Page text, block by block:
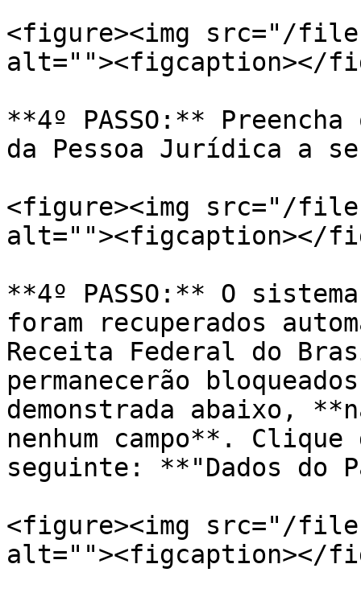
<figure><img src="/files/
alt=""><figcaption></
**4º PASSO:**
da Pessoa Jurídica a
<figure><img src="/files/
alt=""><figcaption></
**4º PASSO:** O
foram recuperados
Receita Federal do
permanecerão
demonstrada abaixo,
nenhum campo**.
seguinte: **"Dados do
<figure><img src="/
alt=""><figcaption></